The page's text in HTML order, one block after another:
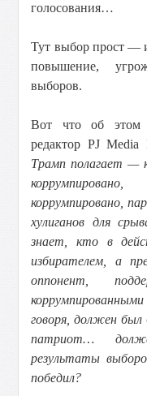
голосования…
Тут выбор прост —
повышение,
выборов.
Вот что об
редактор PJ
Трамп полагает —
коррумпировано,
хулиганов для
знает, кто в
избирателем, а
оппонент,
говоря, должен
патриот…
результаты
победил?